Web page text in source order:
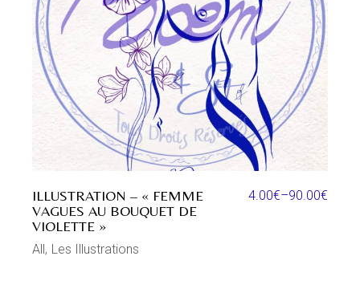
ILLUSTRATION – « FEMME
VAGUES AU BOUQUET DE
VIOLETTE »
4.00€–90.00€
All Les Illustrations